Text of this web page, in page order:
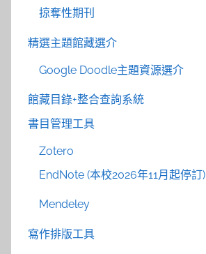
掠奪性期刊
精選主題館藏選介
Google Doodle主題資源選介
館藏目錄+整合查詢系統
書目管理工具
Zotero
EndNote (本校2026年11月起停訂)
Mendeley
寫作排版工具